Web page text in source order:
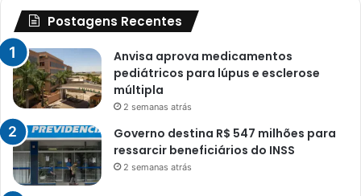
Postagens Recentes
Anvisa aprova medicamentos
pediátricos para lúpus e esclerose
múltipla
2 semanas atrás
Governo destina R$ 547 milhões para
ressarcir beneficiários do INSS
2 semanas atrás